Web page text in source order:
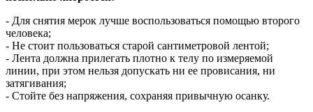
- Для снятия мерок лучше воспользоваться помощью второго
человека;
- Не стоит пользоваться старой сантиметровой лентой;
- Лента должна прилегать плотно к телу по измеряемой
линии, при этом нельзя допускать ни ее провисания, ни
затягивания;
- Стойте без напряжения, сохраняя привычную осанку.